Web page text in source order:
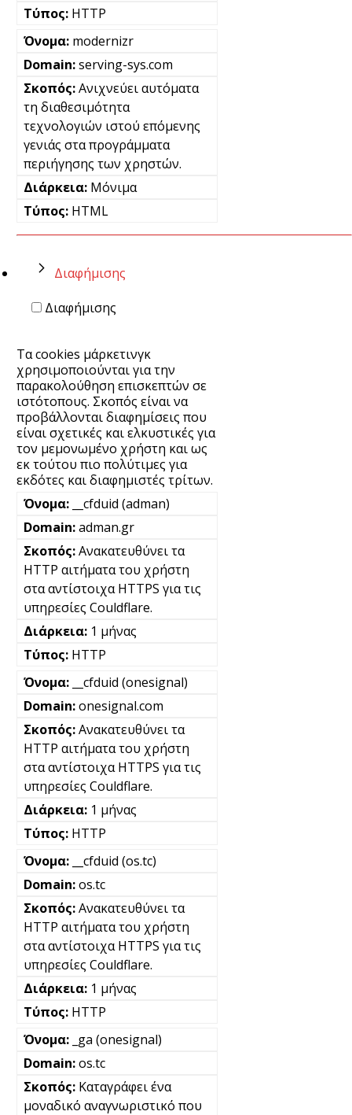
HTTP
modernizr
serving-sys.com
Ανιχνεύει αυτόματα
τη διαθεσιμότητα
τεχνολογιών ιστού επόμενης
γενιάς στα προγράμματα
περιήγησης των χρηστών.
Μόνιμα
HTML
Διαφήμισης
Διαφήμισης
Τα cookies μάρκετινγκ
χρησιμοποιούνται για την
παρακολούθηση επισκεπτών σε
ιστότοπους. Σκοπός είναι να
προβάλλονται διαφημίσεις που
είναι σχετικές και ελκυστικές για
τον μεμονωμένο χρήστη και ως
εκ τούτου πιο πολύτιμες για
εκδότες και διαφημιστές τρίτων.
__cfduid (adman)
adman.gr
Ανακατευθύνει τα
HTTP αιτήματα του χρήστη
στα αντίστοιχα HTTPS για τις
υπηρεσίες Couldflare.
1 μήνας
HTTP
__cfduid (onesignal)
onesignal.com
Ανακατευθύνει τα
HTTP αιτήματα του χρήστη
στα αντίστοιχα HTTPS για τις
υπηρεσίες Couldflare.
1 μήνας
HTTP
__cfduid (os.tc)
os.tc
Ανακατευθύνει τα
HTTP αιτήματα του χρήστη
στα αντίστοιχα HTTPS για τις
υπηρεσίες Couldflare.
1 μήνας
HTTP
_ga (onesignal)
os.tc
Καταγράφει ένα
μοναδικό αναγνωριστικό που